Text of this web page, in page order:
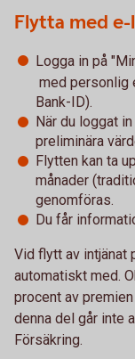
Flytta med
Logga in på
med personlig
Bank-ID).
När du loggat
preliminära
Flytten kan ta
månader
genomföras.
Du får
Vid flytt av intjänat
automatiskt med.
procent av
denna del går inte
Försäkring.